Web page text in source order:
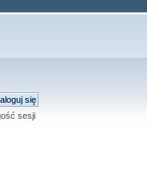
sesji